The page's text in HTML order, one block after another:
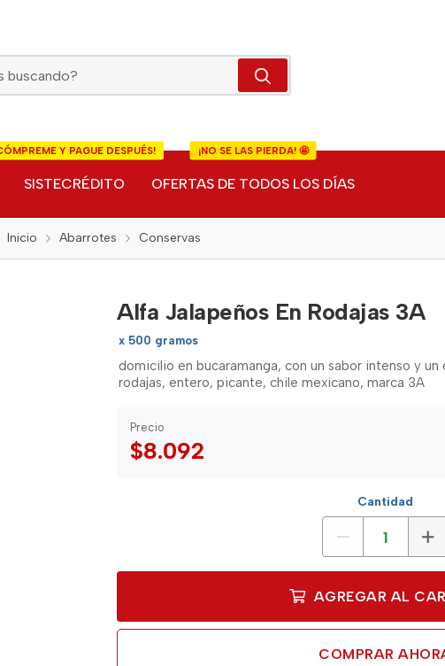
SISTECRÉDITO
Y PAGUE DESPUÉS!
OFERTAS DE TODOS LOS DÍAS
¡NO SE LAS PIERDA! 🤩
Inicio Abarrotes Conservas
Alfa Jalapeños En Rodajas 3A
x 500 gramos
domicilio en bucaramanga, con un sabor intenso y
rodajas, entero, picante, chile mexicano, marca 3A
Precio
$8.092
Cantidad
AGREGAR AL
COMPRAR